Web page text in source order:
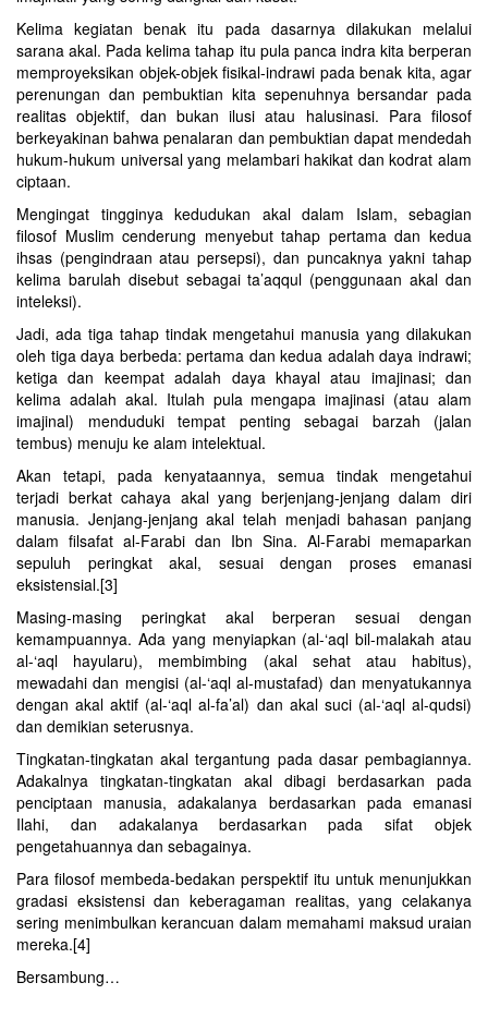
Kelima kegiatan benak itu pada dasarnya dilakukan melalui
sarana akal. Pada kelima tahap itu pula panca indra kita berperan
memproyeksikan objek-objek fisikal-indrawi pada benak kita, agar
perenungan dan pembuktian kita sepenuhnya bersandar pada
realitas objektif, dan bukan ilusi atau halusinasi. Para filosof
berkeyakinan bahwa penalaran dan pembuktian dapat mendedah
hukum-hukum universal yang melambari hakikat dan kodrat alam
ciptaan.
Mengingat tingginya kedudukan akal dalam Islam, sebagian
filosof Muslim cenderung menyebut tahap pertama dan kedua
ihsas (pengindraan atau persepsi), dan puncaknya yakni tahap
kelima barulah disebut sebagai ta’aqqul (penggunaan akal dan
inteleksi).
Jadi, ada tiga tahap tindak mengetahui manusia yang dilakukan
oleh tiga daya berbeda: pertama dan kedua adalah daya indrawi;
ketiga dan keempat adalah daya khayal atau imajinasi; dan
kelima adalah akal. Itulah pula mengapa imajinasi (atau alam
imajinal) menduduki tempat penting sebagai barzah (jalan
tembus) menuju ke alam intelektual.
Akan tetapi, pada kenyataannya, semua tindak mengetahui
terjadi berkat cahaya akal yang berjenjang-jenjang dalam diri
manusia. Jenjang-jenjang akal telah menjadi bahasan panjang
dalam filsafat al-Farabi dan Ibn Sina. Al-Farabi memaparkan
sepuluh peringkat akal, sesuai dengan proses emanasi
eksistensial.[3]
Masing-masing peringkat akal berperan sesuai dengan
kemampuannya. Ada yang menyiapkan (al-‘aql bil-malakah atau
al-‘aql hayularu), membimbing (akal sehat atau habitus),
mewadahi dan mengisi (al-‘aql al-mustafad) dan menyatukannya
dengan akal aktif (al-‘aql al-fa’al) dan akal suci (al-‘aql al-qudsi)
dan demikian seterusnya.
Tingkatan-tingkatan akal tergantung pada dasar pembagiannya.
Adakalnya tingkatan-tingkatan akal dibagi berdasarkan pada
penciptaan manusia, adakalanya berdasarkan pada emanasi
Ilahi, dan adakalanya berdasarkan pada sifat objek
pengetahuannya dan sebagainya.
Para filosof membeda-bedakan perspektif itu untuk menunjukkan
gradasi eksistensi dan keberagaman realitas, yang celakanya
sering menimbulkan kerancuan dalam memahami maksud uraian
mereka.[4]
Bersambung…